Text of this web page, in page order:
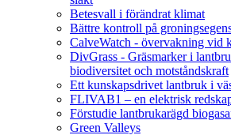
Betesvall i förändrat klimat
Bättre kontroll på
CalveWatch - övervakning vid
DivGrass - Gräsmarker i
biodiversitet och motståndskraft
Ett kunskapsdrivet lantbruk i
FLIVAB1 – en elektrisk
Förstudie lantbrukarägd
Green Valleys